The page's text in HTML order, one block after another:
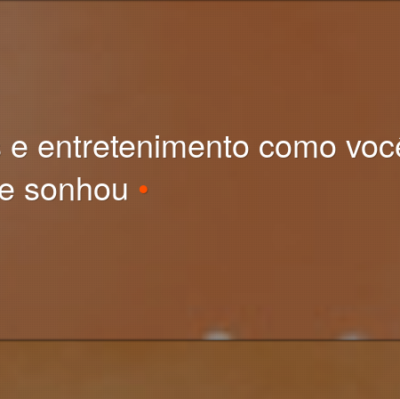
entretenimento como
sonhou •